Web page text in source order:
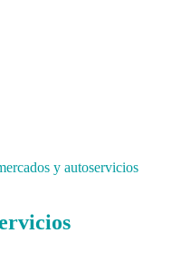
y autoservicios